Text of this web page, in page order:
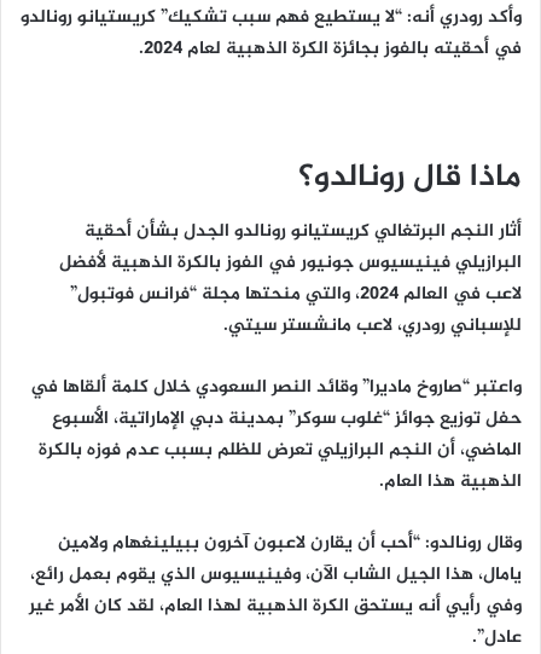
وأكد رودري أنه: “لا يستطيع فهم سبب تشكيك” كريستيانو رونالدو
في أحقيته بالفوز بجائزة الكرة الذهبية لعام 2024.
ماذا قال رونالدو؟
أثار النجم البرتغالي كريستيانو رونالدو الجدل بشأن أحقية
البرازيلي فينيسيوس جونيور في الفوز بالكرة الذهبية لأفضل
لاعب في العالم 2024، والتي منحتها مجلة “فرانس فوتبول”
للإسباني رودري، لاعب مانشستر سيتي.
واعتبر “صاروخ ماديرا” وقائد النصر السعودي خلال كلمة ألقاها في
حفل توزيع جوائز “غلوب سوكر” بمدينة دبي الإماراتية، الأسبوع
الماضي، أن النجم البرازيلي تعرض للظلم بسبب عدم فوزه بالكرة
الذهبية هذا العام.
وقال رونالدو: “أحب أن يقارن لاعبون آخرون ببيلينغهام ولامين
يامال، هذا الجيل الشاب الآن، وفينيسيوس الذي يقوم بعمل رائع،
وفي رأيي أنه يستحق الكرة الذهبية لهذا العام، لقد كان الأمر غير
عادل”.